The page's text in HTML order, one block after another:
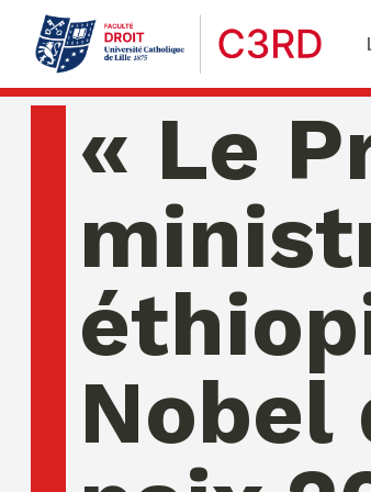
Qui
Nos
Chaire
Chaire
numérique
Chaire
Compliance
Reporting
Européenne
« Le
Nobel